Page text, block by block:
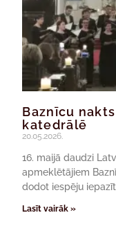
Baznīcu
katedrālē
20.05.2026.
16. maijā daudzi
apmeklētājiem
dodot iespēju
Lasīt vairāk »